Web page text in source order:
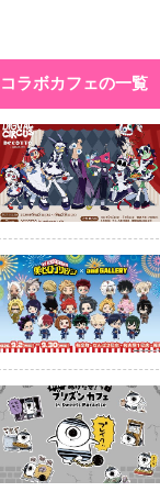
コラボカフェの一覧